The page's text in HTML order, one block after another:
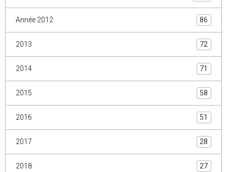
Année 2012 86
2013 72
2014 71
2015 58
2016 51
2017 28
2018 27